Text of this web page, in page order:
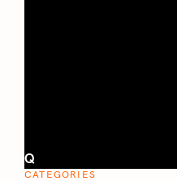
Q
CATEGORIES